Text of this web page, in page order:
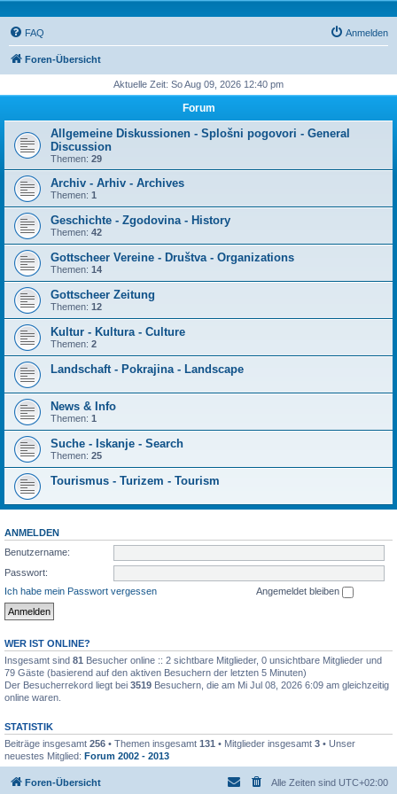
FAQ Anmelden
Foren-Übersicht
Aktuelle Zeit: So Aug 09, 2026 12:40 pm
Forum
Allgemeine Diskussionen - Splošni pogovori - General
Discussion
Themen: 29
Archiv - Arhiv - Archives
Themen: 1
Geschichte - Zgodovina - History
Themen: 42
Gottscheer Vereine - Društva - Organizations
Themen: 14
Gottscheer Zeitung
Themen: 12
Kultur - Kultura - Culture
Themen: 2
Landschaft - Pokrajina - Landscape
News & Info
Themen: 1
Suche - Iskanje - Search
Themen: 25
Tourismus - Turizem - Tourism
ANMELDEN
Benutzername:
Passwort:
Ich habe mein Passwort vergessen
Angemeldet bleiben
WER IST ONLINE?
Insgesamt sind 81 Besucher online :: 2 sichtbare Mitglieder, 0 unsichtbare Mitglieder und
79 Gäste (basierend auf den aktiven Besuchern der letzten 5 Minuten)
Der Besucherrekord liegt bei 3519 Besuchern, die am Mi Jul 08, 2026 6:09 am gleichzeitig
online waren.
STATISTIK
Beiträge insgesamt 256 • Themen insgesamt 131 • Mitglieder insgesamt 3 • Unser
neuestes Mitglied: Forum 2002 - 2013
Foren-Übersicht Alle Zeiten sind UTC+02:00